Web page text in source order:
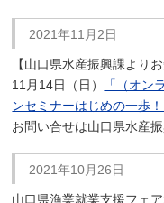
2021年11月2日
【山口県水産振興課よりお
11月14日（日）
「（オン
ンセミナーはじめの一歩！
お問い合せは山口県水産
2021年10月26日
山口県漁業就業支援フェ